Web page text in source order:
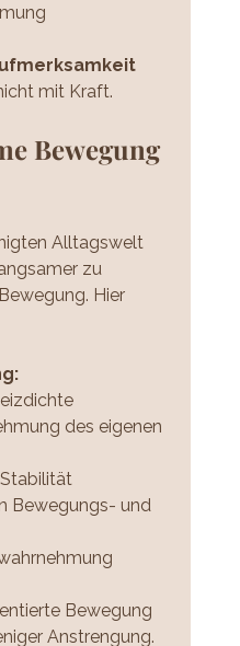
mit Kraft.
Bewegung
Alltagswelt
zu
Hier
des eigenen
Bewegungs- und
Bewegung
Anstrengung.